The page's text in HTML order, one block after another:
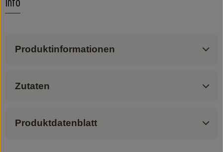
Info
Produktinformationen
Zutaten
Produktdatenblatt